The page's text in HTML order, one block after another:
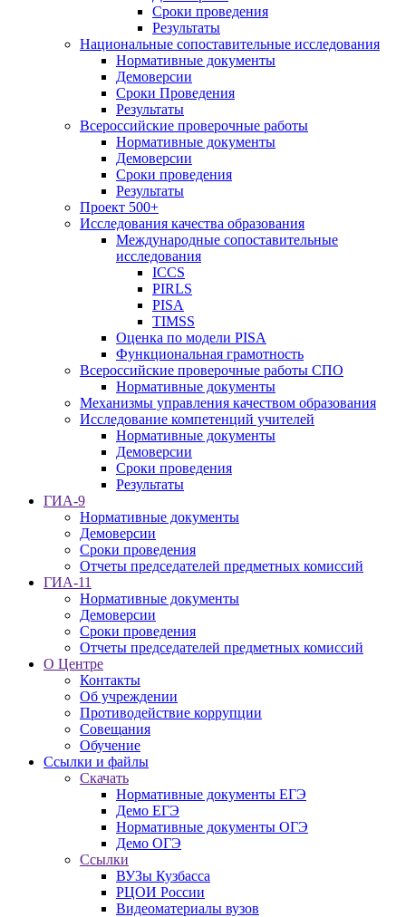
Сроки проведения
Результаты
Национальные сопоставительные исследования
Нормативные документы
Демоверсии
Сроки Проведения
Результаты
Всероссийские проверочные работы
Нормативные документы
Демоверсии
Сроки проведения
Результаты
Проект 500+
Исследования качества образования
Международные сопоставительные
исследования
ICCS
PIRLS
PISA
TIMSS
Оценка по модели PISA
Функциональная грамотность
Всероссийские проверочные работы СПО
Нормативные документы
Механизмы управления качеством образования
Исследование компетенций учителей
Нормативные документы
Демоверсии
Сроки проведения
Результаты
ГИА-9
Нормативные документы
Демоверсии
Сроки проведения
Отчеты председателей предметных комиссий
ГИА-11
Нормативные документы
Демоверсии
Сроки проведения
Отчеты председателей предметных комиссий
О Центре
Контакты
Об учреждении
Противодействие коррупции
Совещания
Обучение
Ссылки и файлы
Скачать
Нормативные документы ЕГЭ
Демо ЕГЭ
Нормативные документы ОГЭ
Демо ОГЭ
Ссылки
ВУЗы Кузбасса
РЦОИ России
Видеоматериалы вузов